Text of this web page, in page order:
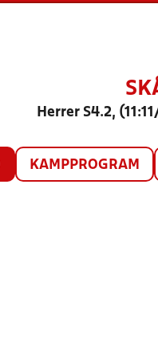
Herrer S4.2,
KAMPPROGRAM